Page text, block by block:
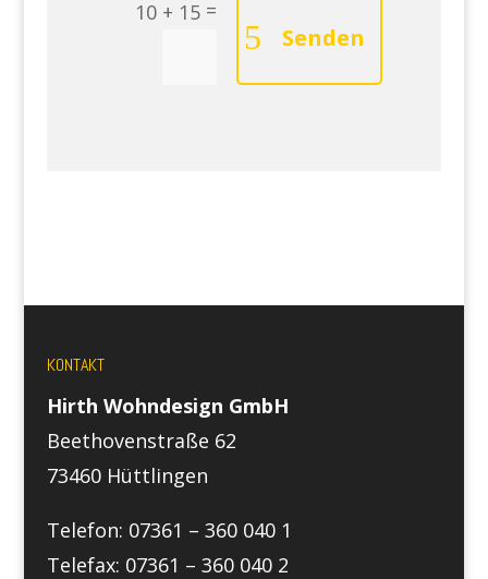
10 + 15 =
Senden
KONTAKT
Hirth Wohndesign GmbH
Beethovenstraße 62
73460 Hüttlingen
Telefon: 07361 – 360 040 1
Telefax: 07361 – 360 040 2